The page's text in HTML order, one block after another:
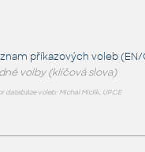
příkazových voleb (EN/
volby (klíčová slova)
databáze voleb: Michal Miclík, UPCE